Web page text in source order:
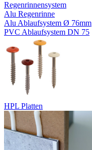
Regenrinnensystem
Alu Regenrinne
Alu Ablaufsystem Ø 76mm
PVC Ablaufsystem DN 75
HPL Platten